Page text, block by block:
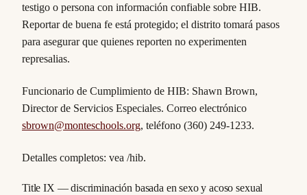
testigo o persona con información confiable sobre HIB.
Reportar de buena fe está protegido; el distrito tomará pasos
para asegurar que quienes reporten no experimenten
represalias.
Funcionario de Cumplimiento de HIB: Shawn Brown,
Director de Servicios Especiales. Correo electrónico
sbrown@monteschools.org, teléfono (360) 249-1233.
Detalles completos: vea /hib.
Title IX — discriminación basada en sexo y acoso sexual